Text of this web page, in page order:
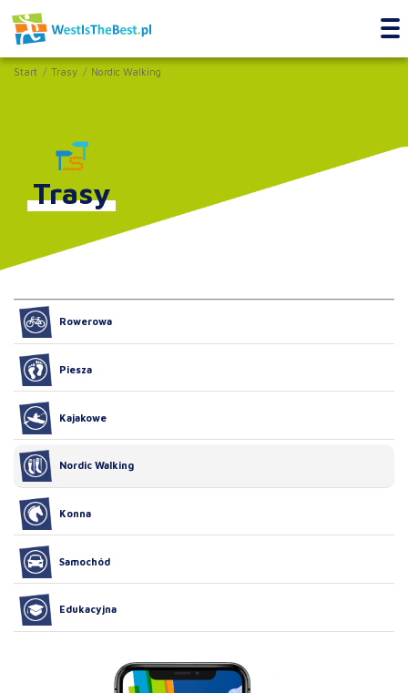
Start Trasy Nordic Walking
Trasy
Rowerowa
Piesza
Kajakowe
Nordic Walking
Konna
Samochód
Edukacyjna